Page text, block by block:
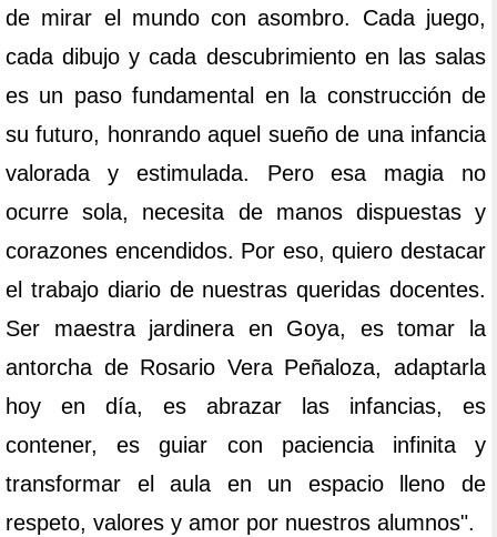
de mirar el mundo con asombro. Cada juego,
cada dibujo y cada descubrimiento en las salas
es un paso fundamental en la construcción de
su futuro, honrando aquel sueño de una infancia
valorada y estimulada. Pero esa magia no
ocurre sola, necesita de manos dispuestas y
corazones encendidos. Por eso, quiero destacar
el trabajo diario de nuestras queridas docentes.
Ser maestra jardinera en Goya, es tomar la
antorcha de Rosario Vera Peñaloza, adaptarla
hoy en día, es abrazar las infancias, es
contener, es guiar con paciencia infinita y
transformar el aula en un espacio lleno de
respeto, valores y amor por nuestros alumnos".